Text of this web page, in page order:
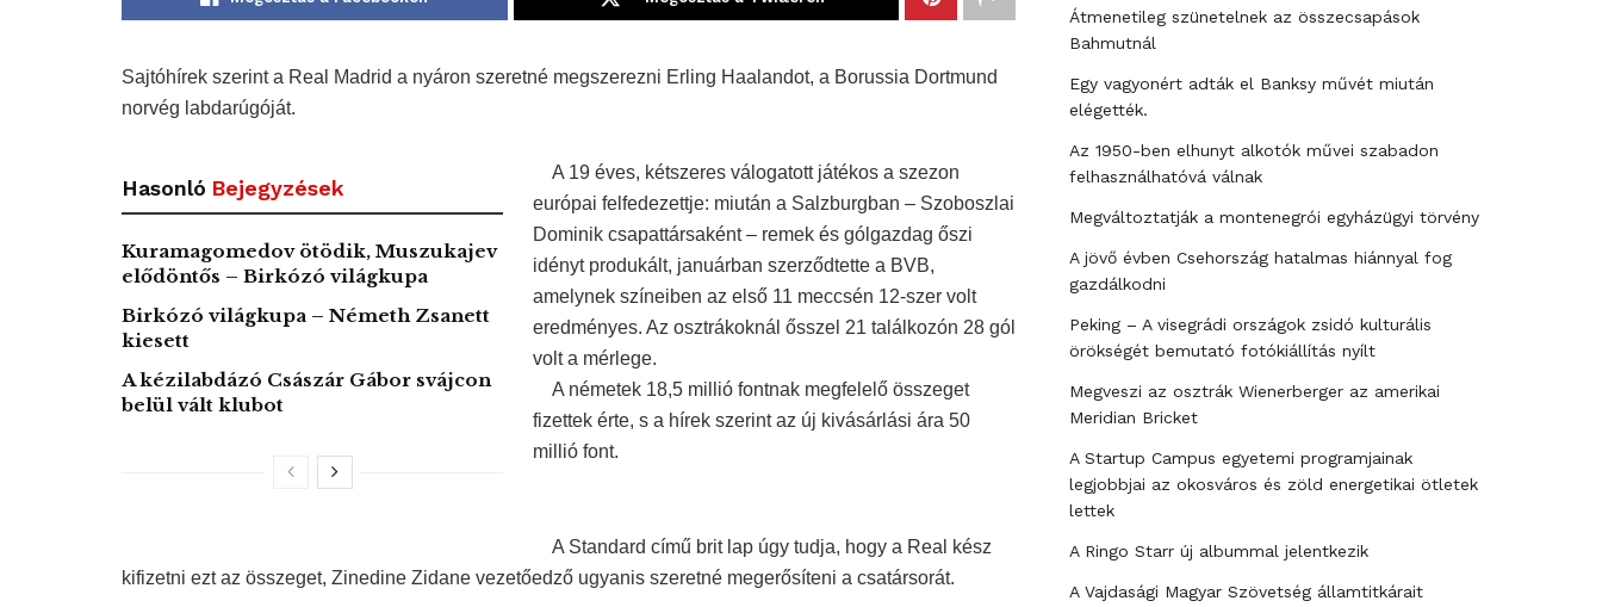
Sajtóhírek szerint a Real Madrid a nyáron szeretné megszerezni Erling Haalandot, a Borussia Dortmund
norvég labdarúgóját.
Hasonló Bejegyzések
Kuramagomedov ötödik, Muszukajev
elődöntős – Birkózó világkupa
Birkózó világkupa – Németh Zsanett
kiesett
A kézilabdázó Császár Gábor svájcon
belül vált klubot
A 19 éves, kétszeres válogatott játékos a szezon
európai felfedezettje: miután a Salzburgban – Szoboszlai
Dominik csapattársaként – remek és gólgazdag őszi
idényt produkált, januárban szerződtette a BVB,
amelynek színeiben az első 11 meccsén 12-szer volt
eredményes. Az osztrákoknál ősszel 21 találkozón 28 gól
volt a mérlege.
A németek 18,5 millió fontnak megfelelő összeget
fizettek érte, s a hírek szerint az új kivásárlási ára 50
millió font.
A Standard című brit lap úgy tudja, hogy a Real kész
kifizetni ezt az összeget, Zinedine Zidane vezetőedző ugyanis szeretné megerősíteni a csatársorát.
Átmenetileg szünetelnek az összecsapások
Bahmutnál
Egy vagyonért adták el Banksy művét miután
elégették.
Az 1950-ben elhunyt alkotók művei szabadon
felhasználhatóvá válnak
Megváltoztatják a montenegrói egyházügyi törvény
A jövő évben Csehország hatalmas hiánnyal fog
gazdálkodni
Peking – A visegrádi országok zsidó kulturális
örökségét bemutató fotókiállítás nyílt
Megveszi az osztrák Wienerberger az amerikai
Meridian Bricket
A Startup Campus egyetemi programjainak
legjobbjai az okosváros és zöld energetikai ötletek
lettek
A Ringo Starr új albummal jelentkezik
A Vajdasági Magyar Szövetség államtitkárait